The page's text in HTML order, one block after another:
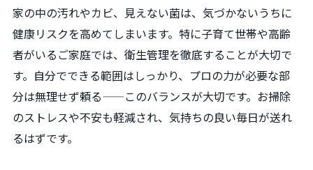
家の中の汚れやカビ、見えない菌は、気づかないうちに
健康リスクを高めてしまいます。特に子育て世帯や高齢
者がいるご家庭では、衛生管理を徹底することが大切で
す。自分でできる範囲はしっかり、プロの力が必要な部
分は無理せず頼る——このバランスが大切です。お掃除
のストレスや不安も軽減され、気持ちの良い毎日が送れ
るはずです。